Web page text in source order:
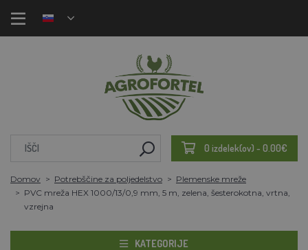
0 izdelek(ov) - 0.00€
Domov Potrebščine za poljedelstvo
Plemenske mreže
PVC mreža HEX 1000/13/0,9 mm, 5 m, zelena, šesterokotna, vrtna,
vzrejna
KATEGORIJE